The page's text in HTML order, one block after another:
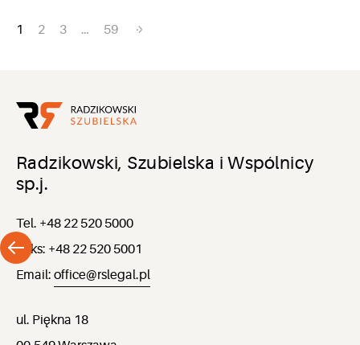
Nawigacja
1 2 3 … 59
Radzikowski, Szubielska i Wspólnicy
sp.j.
Tel. +48 22 520 5000
Faks: +48 22 520 5001
Email: office@rslegal.pl
ul. Piękna 18